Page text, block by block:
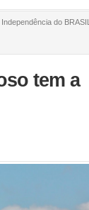
Independência do BRASIL
tem a